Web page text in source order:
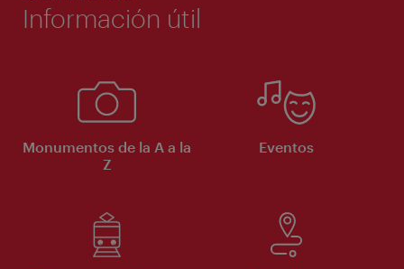
Información útil
Monumentos de la A a la
Z
Eventos